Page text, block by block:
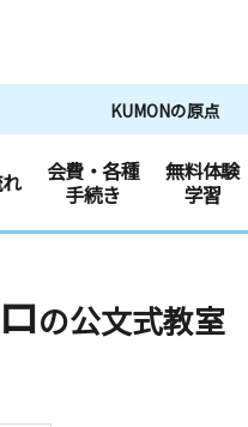
KUMONの原点
会費・各種
手続き
無料体験
学習
の公文式教室